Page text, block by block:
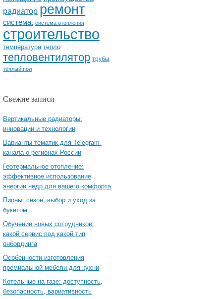
радиаторремонт
система. система отопления
строительство
температура тепло
тепловентилятор трубы
тёплый пол
Свежие записи
Вертикальные радиаторы:
инновации и технологии
Варианты тематик для Telegram-
канала о регионах России
Геотермальное отопление:
эффективное использование
энергии недр для вашего комфорта
Пионы: сезон, выбор и уход за
букетом
Обучение новых сотрудников:
какой сервис под какой тип
онбординга
Особенности изготовления
премиальной мебели для кухни
Котельные на газе: доступность,
безопасность, вариативность